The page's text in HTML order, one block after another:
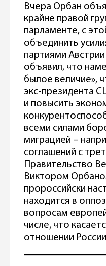
Вчера Орбан
крайне правой
парламенте, с
объединить
партиями
объявил, что
былое величие»,
экс-президента
и повысить
всеми силами
миграцией –
соглашений с
Правительство
Виктором
пророссийски
находится в
вопросам
числе, что
отношении